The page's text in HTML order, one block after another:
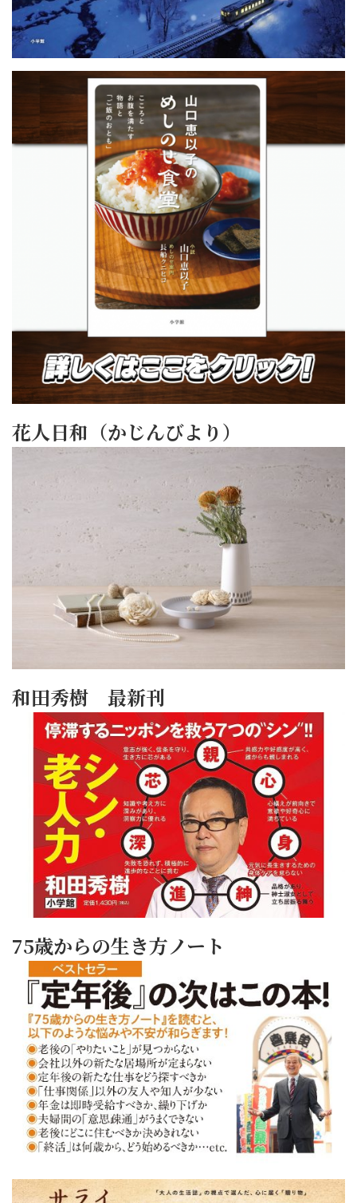
花人日和（かじんびより）
和田秀樹 最新刊
75歳からの生き方ノート